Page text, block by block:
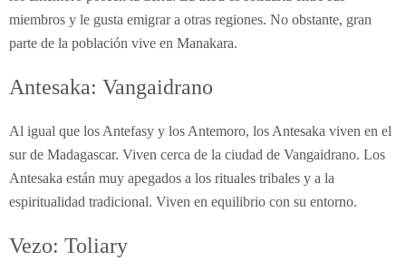
miembros y le gusta emigrar a otras regiones. No obstante, gran
parte de la población vive en Manakara.
Antesaka: Vangaidrano
Al igual que los Antefasy y los Antemoro, los Antesaka viven en el
sur de Madagascar. Viven cerca de la ciudad de Vangaidrano. Los
Antesaka están muy apegados a los rituales tribales y a la
espiritualidad tradicional. Viven en equilibrio con su entorno.
Vezo: Toliary